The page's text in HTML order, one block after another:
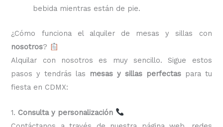
bebida mientras están de pie.
¿Cómo funciona el alquiler de mesas y sillas con
nosotros?
Alquilar con nosotros es muy sencillo. Sigue estos
pasos y tendrás las
mesas y sillas perfectaspara tu
fiesta en CDMX:
1. Consulta y personalización